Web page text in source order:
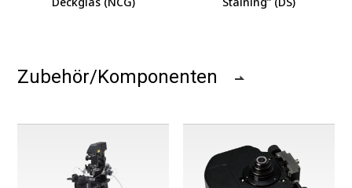
Zubehör/Komponenten